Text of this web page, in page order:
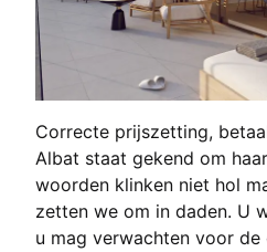
Correcte prijszetting,
Albat staat gekend om
woorden klinken niet hol
zetten we om in daden. U
u mag verwachten voor